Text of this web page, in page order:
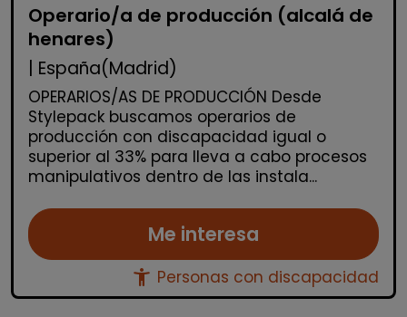
Operario/a de producción (alcalá de
henares)
| España(Madrid)
OPERARIOS/AS DE PRODUCCIÓN Desde
Stylepack buscamos operarios de
producción con discapacidad igual o
superior al 33% para lleva a cabo procesos
manipulativos dentro de las instala...
Me interesa
accessibility_new Personas con discapacidad